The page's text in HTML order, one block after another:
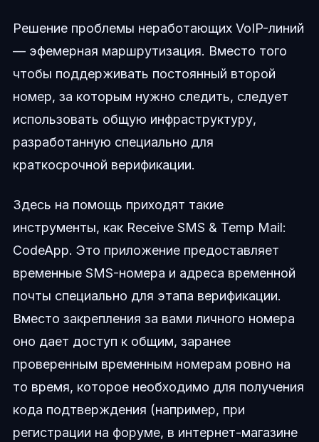
Решение проблемы неработающих VoIP-линий
— эфемерная маршрутизация. Вместо того
чтобы поддерживать постоянный второй
номер, за которым нужно следить, следует
использовать общую инфраструктуру,
разработанную специально для
краткосрочной верификации.
Здесь на помощь приходят такие
инструменты, как Receive SMS & Temp Mail:
CodeApp. Это приложение предоставляет
временные SMS-номера и адреса временной
почты специально для этапа верификации.
Вместо закрепления за вами личного номера
оно дает доступ к общим, заранее
проверенным временным номерам ровно на
то время, которое необходимо для получения
кода подтверждения (например, при
регистрации на форуме, в интернет-магазине